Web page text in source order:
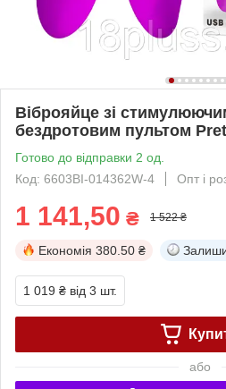
Віброяйце зі
бездротовим пультом
Готово до відправки 2 од.
Код: 6603BI-014362W-4
Опт і
1 141,50 ₴ 1 522 ₴
Економія 380.50 ₴
1 019 ₴ від 3 шт.
або